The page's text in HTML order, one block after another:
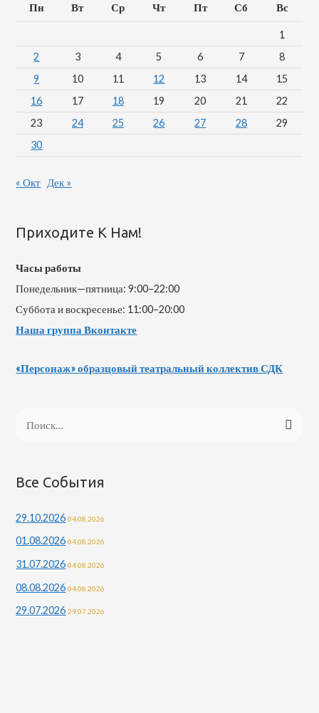
Пн Вт Ср Чт Пт Сб Вс
1
2
3 4 5 6 7
8
9
10 11 12 13 14
15
16
17 18 19 20 21
22
23
24 25 26 27 28
29
30
« Окт Дек »
Приходите К Нам!
Часы работы
Понедельник—пятница: 9:00–22:00
Суббота и воскресенье: 11:00–20:00
Наша группа Вконтакте
«Персонаж» образцовый театральный коллектив СДК
Все События
29.10.2026 04.08.2026
01.08.2026 04.08.2026
31.07.2026 04.08.2026
08.08.2026 04.08.2026
29.07.2026 29.07.2026